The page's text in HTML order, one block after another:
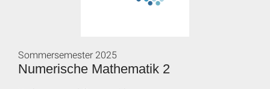
Numerische Mathematik 2
Sommersemester 2025